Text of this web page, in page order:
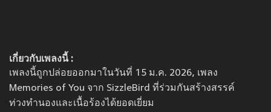
เกี่ยวกับเพลงนี้ :
เพลงนี้ถูกปล่อยออกมาในวันที่ 15 ม.ค. 2026, เพลง
Memories of You จาก SizzleBird ที่ร่วมกันสร้างสรรค์
ท่วงทำนองและเนื้อร้องได้ยอดเยี่ยม